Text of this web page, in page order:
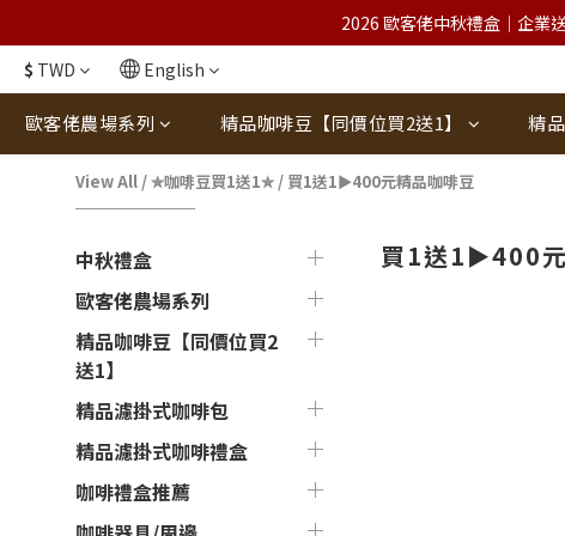
2026 歐客佬中秋禮盒｜企業
$ TWD English
歐客佬農場系列 精品咖啡豆【同價位買2送1】 精
View All /✮咖啡豆買1送1✮ / 買1送1►400元精品咖啡豆
中秋禮盒
歐客佬農場系列
精品咖啡豆【同價位買2
送1】
精品濾掛式咖啡包
精品濾掛式咖啡禮盒
咖啡禮盒推薦
買1送1►400